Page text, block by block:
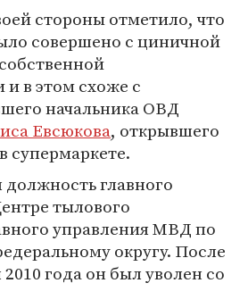
стороны отметило, что
совершено с циничной
и в этом схоже с
начальника ОВД
Евсюкова, открывшего
супермаркете.
главного
тылового
управления МВД по
округу. После
2010 года он был уволен со